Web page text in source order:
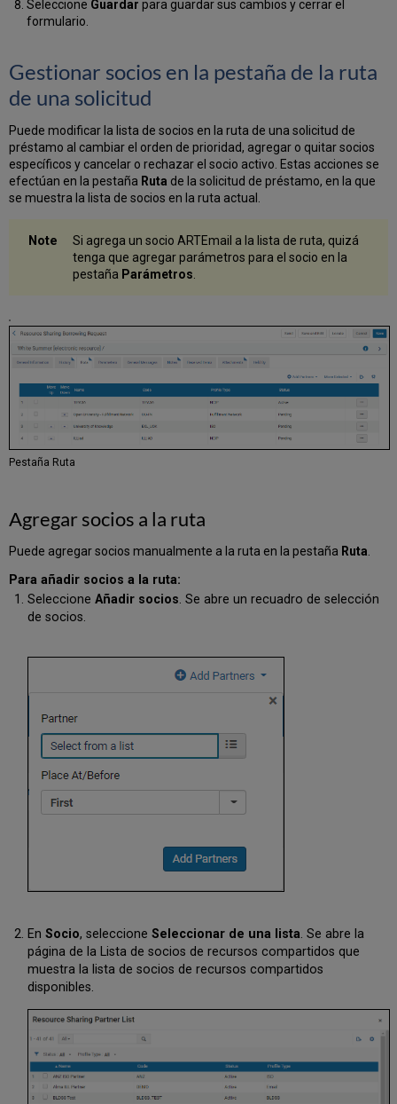
Seleccione Guardar para guardar sus cambios y cerrar el
formulario.
Gestionar socios en la pestaña de la ruta
de una solicitud
Puede modificar la lista de socios en la ruta de una solicitud de
préstamo al cambiar el orden de prioridad, agregar o quitar socios
específicos y cancelar o rechazar el socio activo. Estas acciones se
efectúan en la pestaña Ruta de la solicitud de préstamo, en la que
se muestra la lista de socios en la ruta actual.
Si agrega un socio ARTEmail a la lista de ruta, quizá
tenga que agregar parámetros para el socio en la
pestaña Parámetros
Pestaña Ruta
Agregar socios a la ruta
Puede agregar socios manualmente a la ruta en la pestaña Ruta.
Para añadir socios a la ruta:
Seleccione Añadir socios. Se abre un recuadro de selección
de socios.
En Socio, seleccione Seleccionar de una lista. Se abre la
página de la Lista de socios de recursos compartidos que
muestra la lista de socios de recursos compartidos
disponibles.